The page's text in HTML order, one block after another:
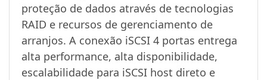
proteção de dados através de tecnologias
RAID e recursos de gerenciamento de
arranjos. A conexão iSCSI 4 portas entrega
alta performance, alta disponibilidade,
escalabilidade para iSCSI host direto e